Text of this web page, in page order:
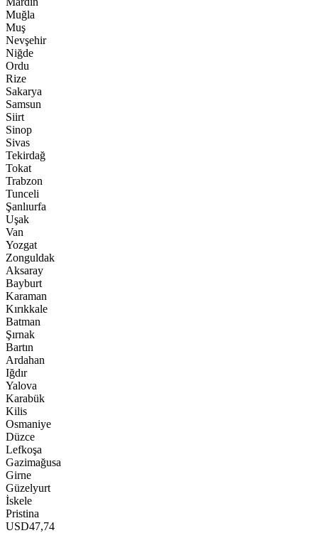
Muğla
Muş
Nevşehir
Niğde
Ordu
Rize
Sakarya
Samsun
Siirt
Sinop
Sivas
Tekirdağ
Tokat
Trabzon
Tunceli
Şanlıurfa
Uşak
Van
Yozgat
Zonguldak
Aksaray
Bayburt
Karaman
Kırıkkale
Batman
Şırnak
Bartın
Ardahan
Iğdır
Yalova
Karabük
Kilis
Osmaniye
Düzce
Lefkoşa
Gazimağusa
Girne
Güzelyurt
İskele
Pristina
USD47,74